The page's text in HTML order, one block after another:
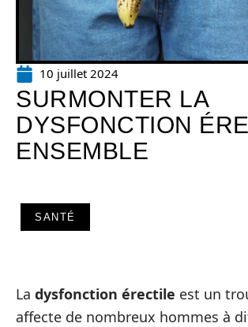
10 juillet 2024
SURMONTER LA
DYSFONCTION
ENSEMBLE
SANTÉ
La dysfonction érectile est un
affecte de nombreux hommes à